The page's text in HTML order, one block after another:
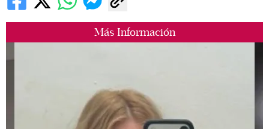
Más Información